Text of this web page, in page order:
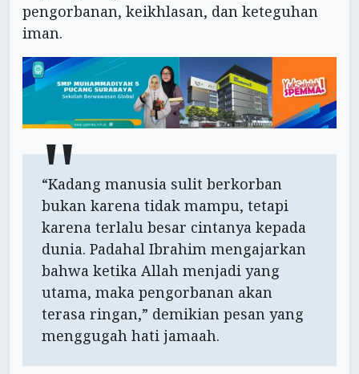
pengorbanan, keikhlasan, dan keteguhan
iman.
“Kadang manusia sulit berkorban
bukan karena tidak mampu, tetapi
karena terlalu besar cintanya kepada
dunia. Padahal Ibrahim mengajarkan
bahwa ketika Allah menjadi yang
utama, maka pengorbanan akan
terasa ringan,” demikian pesan yang
menggugah hati jamaah.